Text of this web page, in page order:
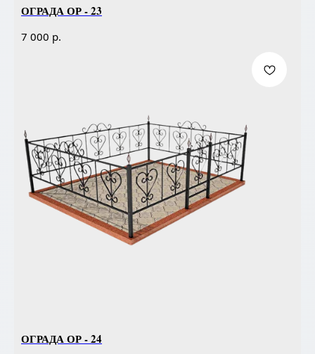
ОГРАДА ОР - 23
7 000 р.
ОГРАДА ОР - 24